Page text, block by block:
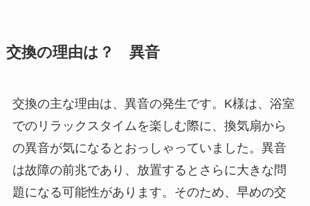
交換の理由は？ 異音
交換の主な理由は、異音の発生です。K様は、浴室
でのリラックスタイムを楽しむ際に、換気扇から
の異音が気になるとおっしゃっていました。異音
は故障の前兆であり、放置するとさらに大きな問
題になる可能性があります。そのため、早めの交